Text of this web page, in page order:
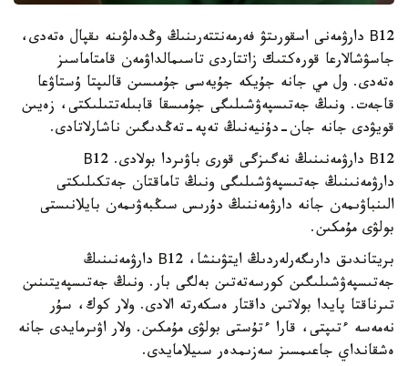
В12 دارۋمەنى اسقورىتۋ فەرمەنتتەرىنىڭ وڭدەلۋىنە ىقپال ەتەدى،
جاسۋشالارعا قورەكتىك زاتتاردى تاسىمالداۋمەن قامتاماسىز
ەتەدى. ول مي جانە جۇيكە جۇيەسى جۇمىسىن قالىپتا ۇستاۋعا
قاجەت. ونىڭ جەتىسپەۋشىلىگى جۇمىسقا قابىلەتتىلىكتى، زەيىن
قويۋدى جانە جان-دۇنيەنىڭ تەپە-تەڭدىگىن ناشارلاتادى.
В12 دارۋمەنىنىڭ نەگىزگى قورى باۋىردا بولادى. В12
دارۋمەنىنىڭ جەتىسپەۋشىلىگى ونىڭ تاماقتان جەتكىلىكتى
الىنباۋىمەن جانە دارۋمەننىڭ دۇرىس سىڭبەۋىمەن بايلانىستى
بولۋى مۇمكىن.
بريتاندىق دارىگەرلەردىڭ ايتۋىنشا، В12 دارۋمەنىنىڭ
جەتىسپەۋشىلىگىن كورسەتەتىن بەلگى بار. ونىڭ جەتىسپەيتىنىن
تىرناقتا پايدا بولاتىن داقتار ەسكەرتە الادى. ولار كوك، سۇر
نەمەسە ءتىپتى، قارا ءتۇستى بولۋى مۇمكىن. ولار اۋىرمايدى جانە
ەشقانداي جاعىمسىز سەزىمدەر سىيلامايدى.